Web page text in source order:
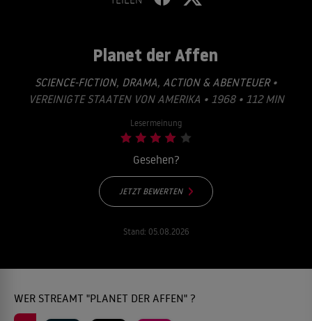
Planet der Affen
SCIENCE-FICTION, DRAMA, ACTION & ABENTEUER•
VEREINIGTE STAATEN VON AMERIKA • 1968 • 112 MIN
Lesermeinung
Gesehen?
JETZT BEWERTEN
Stand: 05.08.2026
WER STREAMT "PLANET DER AFFEN" ?